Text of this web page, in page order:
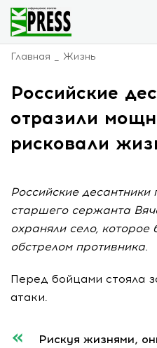
Главная Жизнь
Российские
отразили
рисковали
Российские
старшего сержанта
охраняли село,
обстрелом противника.
Перед бойцами стояла
атаки.
Рискуя жизнями,